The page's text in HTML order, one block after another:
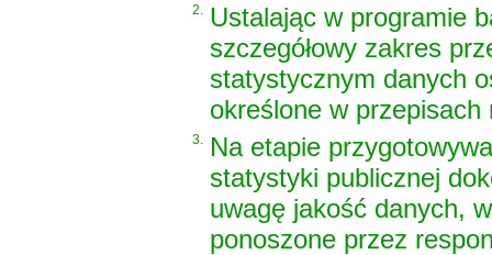
2.
Ustalając w programie
szczegółowy zakres
statystycznym danych
określone w przepisach
3.
Na etapie
statystyki publicznej
uwagę jakość danych,
ponoszone przez